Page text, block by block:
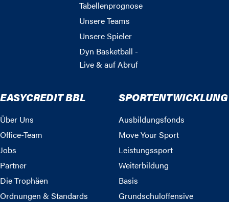
Tabellenprognose
Unsere Teams
Unsere Spieler
Dyn Basketball -
Live & auf Abruf
EASYCREDIT BBL
Über Uns
Office-Team
Jobs
Partner
Die Trophäen
Ordnungen & Standards
SPORTENTWICKLUNG
Ausbildungsfonds
Move Your Sport
Leistungssport
Weiterbildung
Basis
Grundschuloffensive